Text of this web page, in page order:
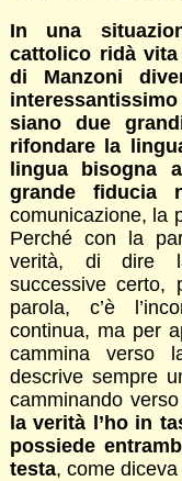
In una
cattolico ridà
di Manzoni
siano due
rifondare la
lingua bisogna
grande fiducia
comunicazione, la
Perché con la
verità, di dire
successive certo,
parola, c’è
continua, ma per
cammina verso
descrive sempre
camminando
la verità l’ho in
possiede
testa, come